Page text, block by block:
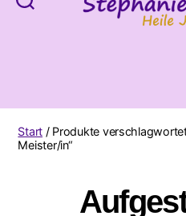
Start / Produkte
Meister/in“